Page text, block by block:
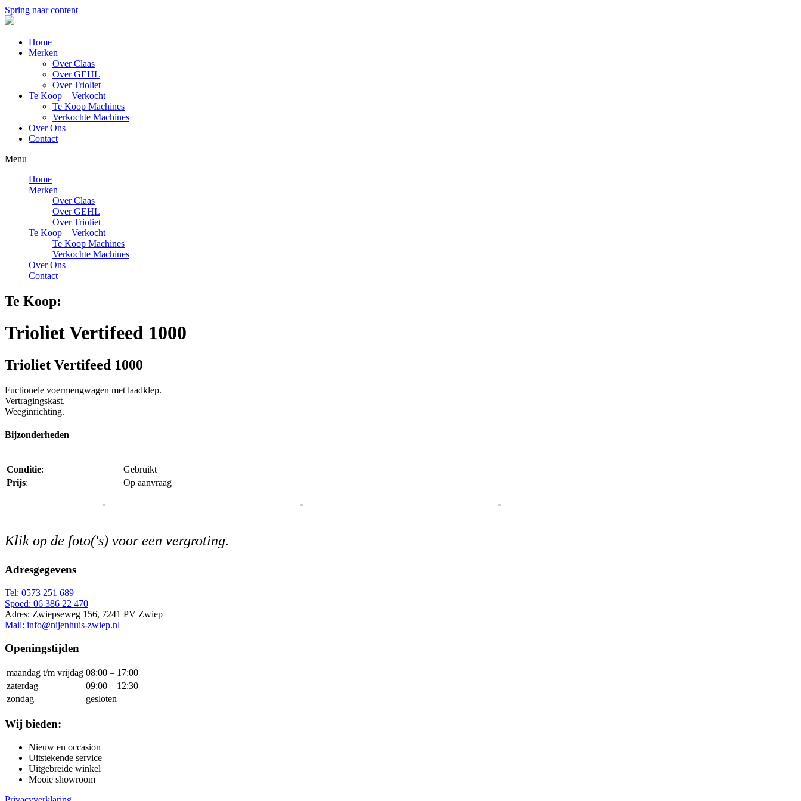
Spring naar content
Home
Merken
Over Claas
Over GEHL
Over Trioliet
Te Koop – Verkocht
Te Koop Machines
Verkochte Machines
Over Ons
Contact
Menu
Home
Merken
Over Claas
Over GEHL
Over Trioliet
Te Koop – Verkocht
Te Koop Machines
Verkochte Machines
Over Ons
Contact
Te Koop:
Trioliet Vertifeed 1000
Trioliet Vertifeed 1000
Fuctionele voermengwagen met laadklep.
Vertragingskast.
Weeginrichting.
Bijzonderheden
Conditie:
Gebruikt
Prijs: Op aanvraag
Klik op de foto('s) voor een vergroting.
Adresgegevens
Tel: 0573 251 689
Spoed: 06 386 22 470
Adres: Zwiepseweg 156, 7241 PV Zwiep
Mail: info@nijenhuis-zwiep.nl
Openingstijden
maandag t/m vrijdag 08:00 – 17:00
zaterdag
09:00 – 12:30
zondag
gesloten
Wij bieden:
Nieuw en occasion
Uitstekende service
Uitgebreide winkel
Mooie showroom